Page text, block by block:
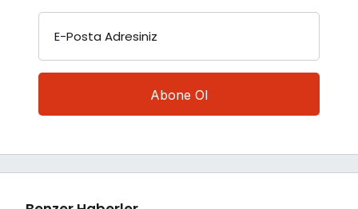
E-Posta Adresiniz